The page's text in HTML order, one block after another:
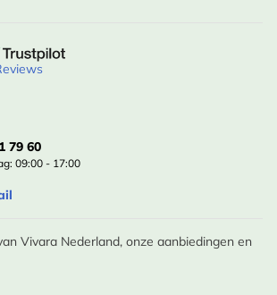
79 60
09:00 - 17:00
Vivara Nederland, onze aanbiedingen en